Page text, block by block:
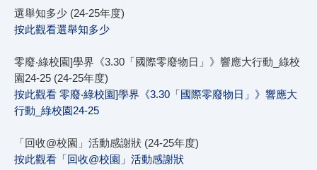
選舉知多少 (24-25年度)
按此觀看選舉知多少
零廢‧綠校園]學界《3.30「國際零廢物日」》響應大行動_綠校
園24-25 (24-25年度)
按此觀看 零廢‧綠校園]學界《3.30「國際零廢物日」》響應大
行動_綠校園24-25
「回收@校園」活動感謝狀 (24-25年度)
按此觀看「回收@校園」活動感謝狀